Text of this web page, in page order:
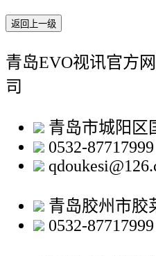
返回上一级
青岛EVO视讯官方
司
青岛市城阳区
0532-87717999
青岛胶州市胶
0532-87717999